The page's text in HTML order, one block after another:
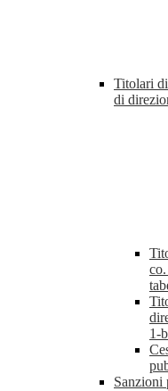
Titolari
di
1-
Sanzioni